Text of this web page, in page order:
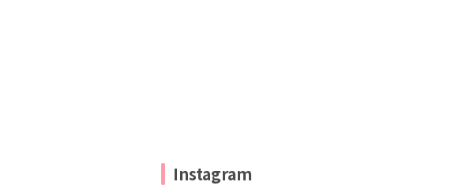
Instagram